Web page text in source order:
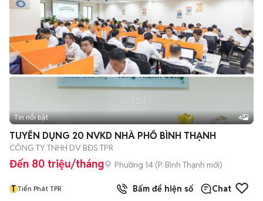
Tin nổi bật 4
TUYỂN DỤNG 20 NVKD NHÀ PHỐ BÌNH THẠNH
CÔNG TY TNHH DV BĐS TPR
Đến 80 triệu/tháng Phường 14 (P. Bình Thạnh mới)
T Tiến Phát TPR Bấm để hiện số Chat